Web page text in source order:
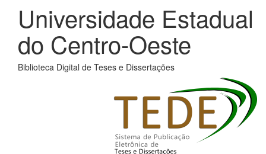
Universidade Estadual
do Centro-Oeste
Biblioteca Digital de Teses e Dissertações